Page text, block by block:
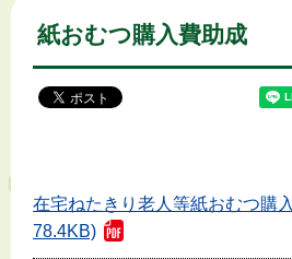
紙おむつ購入費助成
在宅ねたきり老人等紙おむつ購
78.4KB)